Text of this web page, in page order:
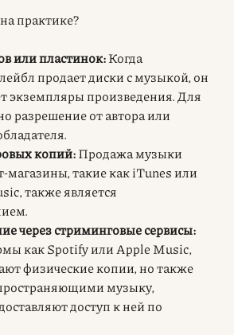
практике?
или пластинок:Когда
продает диски с музыкой, он
экземпляры произведения. Для
разрешение от автора или
копий:Продажа музыки
магазины, такие как iTunes или
также является
через стриминговые сервисы:
как Spotify или Apple Music,
физические копии, но также
музыку,
доступ к ней по